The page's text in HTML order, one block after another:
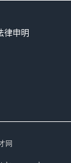
律申明
网